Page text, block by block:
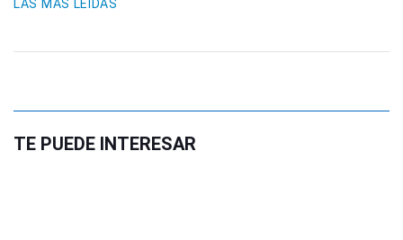
LAS MÁS LEIDAS
TE PUEDE INTERESAR